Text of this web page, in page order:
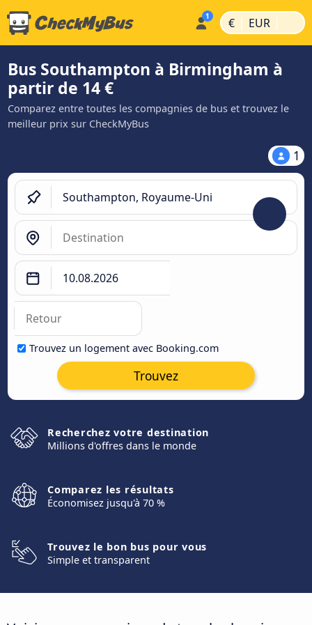
€ | EUR |
Bus Southampton à Birmingham à
partir de 14 €
Comparez entre toutes les compagnies de bus et trouvez le
meilleur prix sur CheckMyBus
1
Trouvez un logement avec Booking.com
Trouvez
Recherchez votre destination
Millions d'offres dans le monde
Comparez les résultats
Économisez jusqu'à 70 %
Trouvez le bon bus pour vous
Simple et transparent